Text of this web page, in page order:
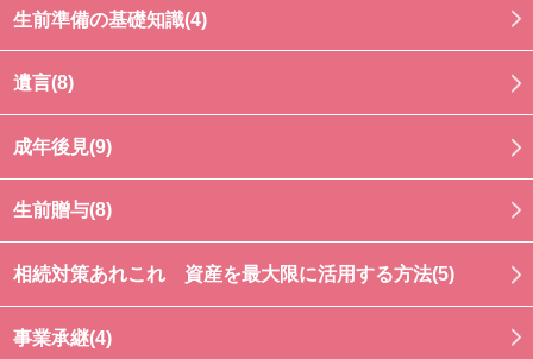
生前準備の基礎知識(4)
遺言(8)
成年後見(9)
生前贈与(8)
相続対策あれこれ 資産を最大限に活用する方法(5)
事業承継(4)